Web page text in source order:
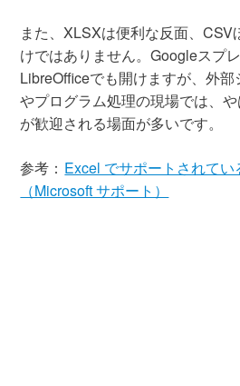
また、XLSXは便利な反面、CSV
けではありません。Googleスプ
LibreOfficeでも開けますが、外
やプログラム処理の現場では、
が歓迎される場面が多いです。
参考： Excel でサポートされて
（Microsoft サポート）